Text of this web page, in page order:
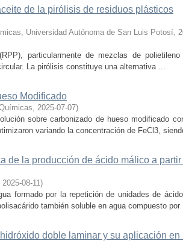
de la pirólisis de residuos plásticos
Universidad Autónoma de San Luis Potosí,
particularmente de mezclas de
La pirólisis constituye una alternativa ...
Modificado
, 2025-07-07)
sobre carbonizado de hueso modificado
variando la concentración de FeCl3,
de la producción de ácido málico a partir
2025-08-11)
formado por la repetición de unidades de
también soluble en agua compuesto por
doble laminar y su aplicación en